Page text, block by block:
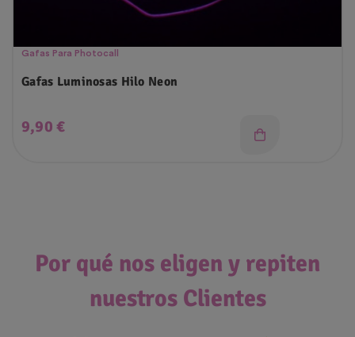
Gafas Para Photocall
Gafas Luminosas Hilo Neon
Precio
9,90 €
Por qué nos eligen y repiten
nuestros Clientes